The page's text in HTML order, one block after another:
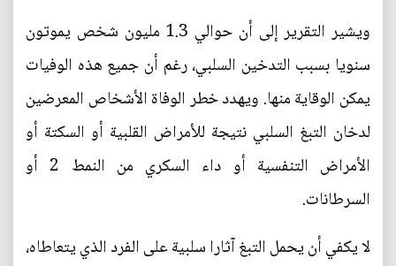
ويشير التقرير إلى أن حوالي 1.3 مليون شخص يموتون
سنويا بسبب التدخين السلبي، رغم أن جميع هذه الوفيات
يمكن الوقاية منها. ويهدد خطر الوفاة الأشخاص المعرضين
لدخان التبغ السلبي نتيجة للأمراض القلبية أو السكتة أو
الأمراض التنفسية أو داء السكري من النمط 2 أو
السرطانات.
لا يكفي أن يحمل التبغ آثارا سلبية على الفرد الذي يتعاطاه،